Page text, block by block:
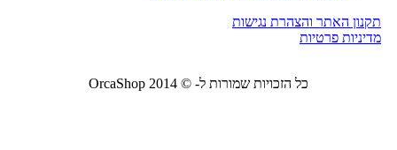
תקנון האתר והצהרת נגישות
מדיניות פרטיות
כל הזכויות שמורות ל- © 2014 OrcaShop